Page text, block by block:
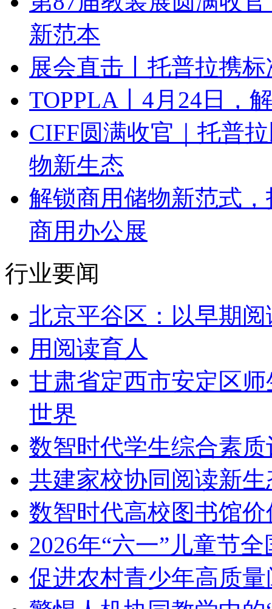
新范本
展会直击丨托普拉携
TOPPLA丨4月24日，
CIFF圆满收官｜托普
物新生态
解锁商用储物新范式
商用办公展
行业要闻
北京平谷区：以早期
用阅读育人
甘肃省定西市安定区
世界
数智时代学生综合素
共建家校协同阅读新生
数智时代高校图书馆
2026年“六一”儿童节
促进农村青少年高质量
警惕人机协同教学中的